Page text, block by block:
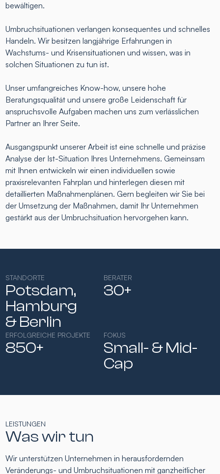
bewältigen.
Umbruchsituationen verlangen konsequentes und schnelles
Handeln. Wir besitzen langjährige Erfahrungen in
Wachstums- und Krisensituationen und wissen, was in
solchen Situationen zu tun ist.
Unser umfangreiches Know-how, unsere hohe
Beratungsqualität und unsere große Leidenschaft für
anspruchsvolle Aufgaben machen uns zum verlässlichen
Partner an Ihrer Seite.
Ausgangspunkt unserer Arbeit ist eine schnelle und präzise
Analyse der Ist-Situation Ihres Unternehmens. Gemeinsam
mit Ihnen entwickeln wir einen individuellen sowie
praxisrelevanten Fahrplan und hinterlegen diesen mit
detaillierten Maßnahmenplänen. Gern begleiten wir Sie bei
der Umsetzung der Maßnahmen, damit Ihr Unternehmen
gestärkt aus der Umbruchsituation hervorgehen kann.
STANDORTE
Potsdam,
Hamburg​
& Berlin
BERATER
30+
ERFOLGREICHE PROJEKTE
850+
FOKUS
Small- & Mid-
Cap​
LEISTUNGEN
Was wir tun
Wir unterstützen Unternehmen in herausfordernden
Veränderungs- und Umbruchsituationen mit ganzheitlicher